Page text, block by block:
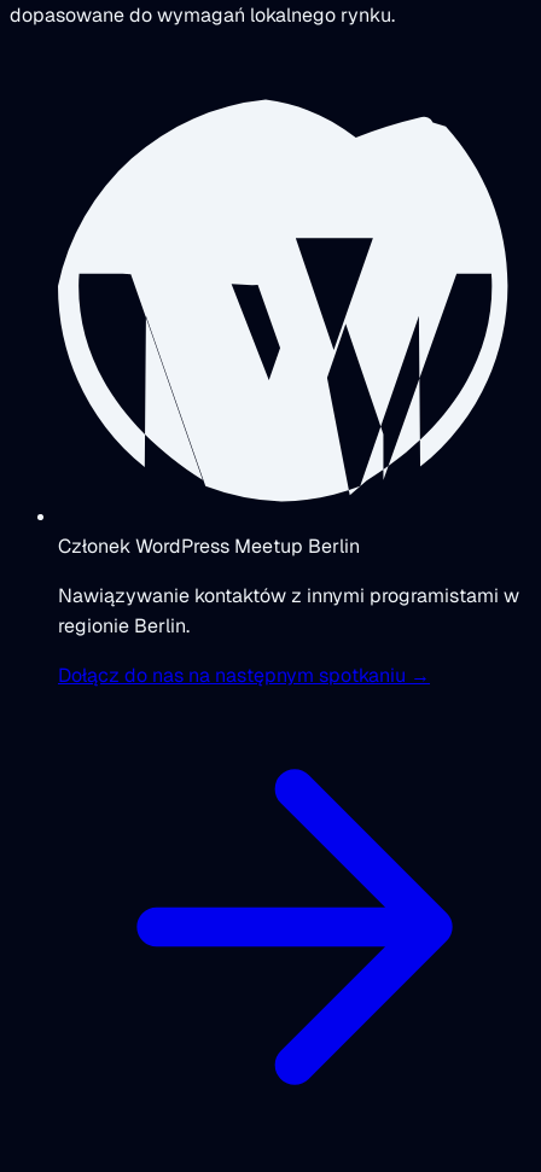
dopasowane do wymagań lokalnego rynku.
Członek WordPress Meetup Berlin
Nawiązywanie kontaktów z innymi programistami w
regionie Berlin.
Dołącz do nas na następnym spotkaniu →